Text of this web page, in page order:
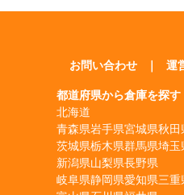
お問い合わせ ｜ 運
都道府県から倉庫を探す
北海道
青森県岩手県宮城県秋田
茨城県栃木県群馬県埼玉
新潟県山梨県長野県
岐阜県静岡県愛知県三重